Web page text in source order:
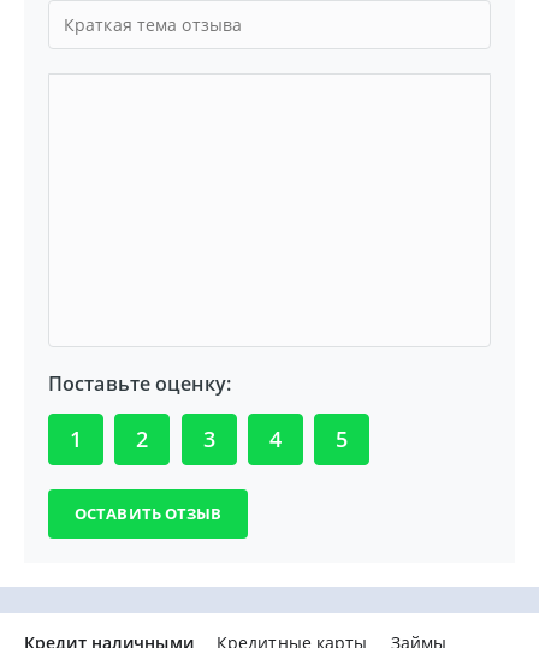
Поставьте оценку:
1 2 3 4 5
Кредит наличными Кредитные карты Займы